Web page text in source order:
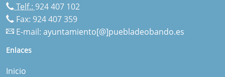
Telf.: 924 407 102
Fax: 924 407 359
E-mail: ayuntamiento[@]puebladeobando.es
Enlaces
Inicio